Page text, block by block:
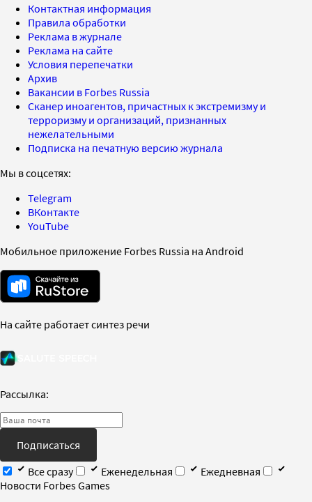
Контактная информация
Правила обработки
Реклама в журнале
Реклама на сайте
Условия перепечатки
Архив
Вакансии в Forbes Russia
Сканер иноагентов, причастных к экстремизму и
терроризму и организаций, признанных
нежелательными
Подписка на печатную версию журнала
Мы в соцсетях:
Telegram
ВКонтакте
YouTube
Мобильное приложение Forbes Russia на Android
На сайте работает синтез речи
Рассылка:
Подписаться
Все сразу
Еженедельная
Ежедневная
Новости Forbes Games